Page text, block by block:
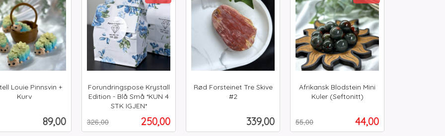
Louie Pinnsvin +
Kurv
Pris
89,00
Forundringspose Krystall
Edition - Blå Små *KUN 4
STK IGJEN*
Tilbud
250,00
326,00
mva.
Rød Forsteinet Tre Skive
#2
Pris
339,00
Afrikansk Blodstein Mini
Kuler (Seftonitt)
Tilbud
44,00
55,00